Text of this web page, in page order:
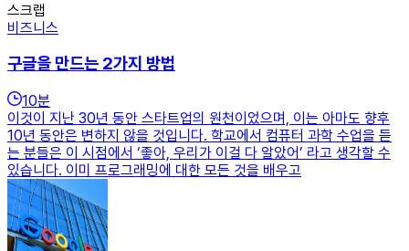
스크랩
비즈니스
구글을 만드는 2가지 방법
10분
이것이 지난 30년 동안 스타트업의 원천이었으며, 이는 아마도 향후
10년 동안은 변하지 않을 것입니다. 학교에서 컴퓨터 과학 수업을 듣
는 분들은 이 시점에서 ‘좋아, 우리가 이걸 다 알았어’ 라고 생각할 수
있습니다. 이미 프로그래밍에 대한 모든 것을 배우고